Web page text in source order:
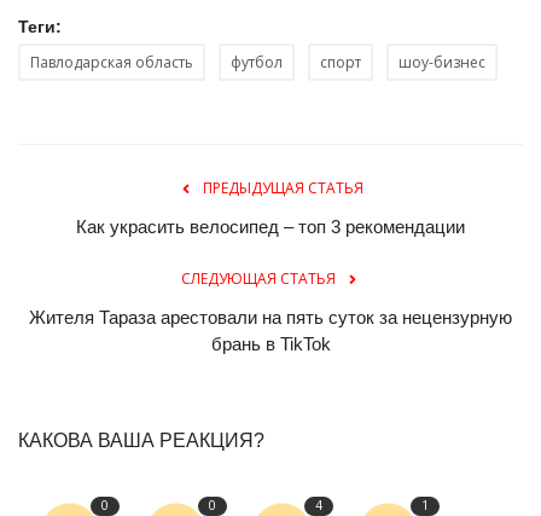
Теги:
Павлодарская область футбол спорт шоу-бизнес
ПРЕДЫДУЩАЯ СТАТЬЯ
Как украсить велосипед – топ 3 рекомендации
СЛЕДУЮЩАЯ СТАТЬЯ
Жителя Тараза арестовали на пять суток за нецензурную
брань в TikTok
КАКОВА ВАША РЕАКЦИЯ?
0 0 4 1